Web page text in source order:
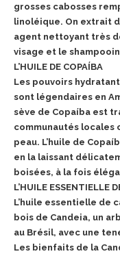
grosses cabosses
linoléique. On extrait
agent nettoyant très
visage et le
L’HUILE DE COPAÍBA
Les pouvoirs
sont légendaires en
sève de Copaíba est
communautés locales
peau. L’huile de
en la laissant
boisées, à la fois
L’HUILE ESSENTIELLE
L’huile essentielle de
bois de Candeia, un
au Brésil, avec une
Les bienfaits de la